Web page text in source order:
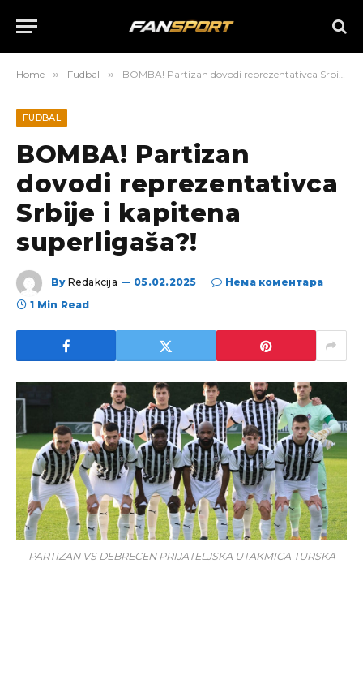
Home » Fudbal » BOMBA! Partizan dovodi reprezentativca Srbije i kapitena superligaša?!
FUDBAL
BOMBA! Partizan
dovodi reprezentativca
Srbije i kapitena
superligaša?!
By Redakcija 05.02.2025
Нема коментара
1 Min Read
PARTIZAN VS DEBRECEN PRIJATELJSKA UTAKMICA TURSKA